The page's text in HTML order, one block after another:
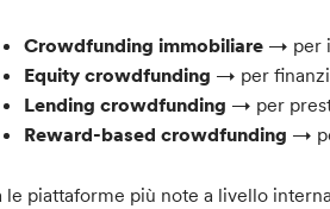
Crowdfunding immobiliare → per
Equity crowdfunding → per
Lending crowdfunding → per
Reward-based crowdfunding →
le piattaforme più note a livello